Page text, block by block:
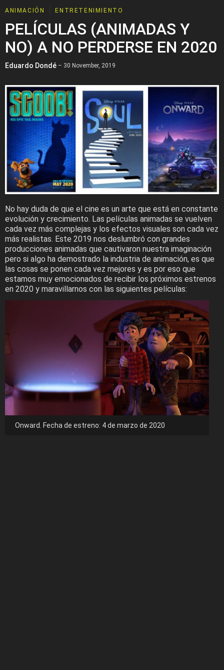
ANIMACIÓN ENTRETENIMIENTO
PELÍCULAS (ANIMADAS Y
NO) A NO PERDERSE EN 2020
Eduardo Dondé – 30 November, 2019
No hay duda de que el cine es un arte que está en constante
evolución y crecimiento. Las películas animadas se vuelven
cada vez más complejas y los efectos visuales son cada vez
más realistas. Este 2019 nos deslumbró con grandes
producciones animadas que cautivaron nuestra imaginación
pero si algo ha demostrado la industria de animación, es que
las cosas se ponen cada vez mejores y es por eso que
estamos muy emocionados de recibir los próximos estrenos
en 2020 y maravillarnos con las siguientes películas:
Onward. Fecha de estreno: 4 de marzo de 2020